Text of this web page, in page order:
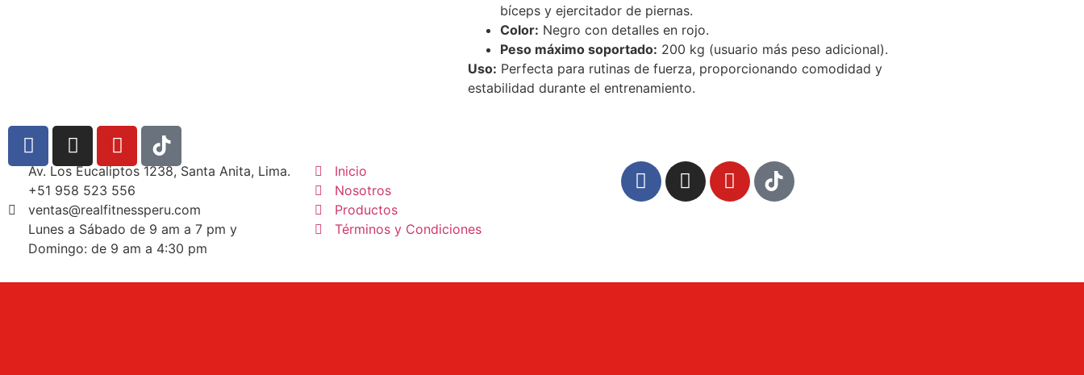
bíceps y ejercitador de piernas.
Color: Negro con detalles en rojo.
Peso máximo soportado: 200 kg (usuario más peso adicional).
Uso: Perfecta para rutinas de fuerza, proporcionando comodidad y
estabilidad durante el entrenamiento.
Av. Los Eucaliptos 1238, Santa Anita, Lima.
+51 958 523 556
ventas@realfitnessperu.com
Lunes a Sábado de 9 am a 7 pm y
Domingo: de 9 am a 4:30 pm
Inicio
Nosotros
Productos
Términos y Condiciones